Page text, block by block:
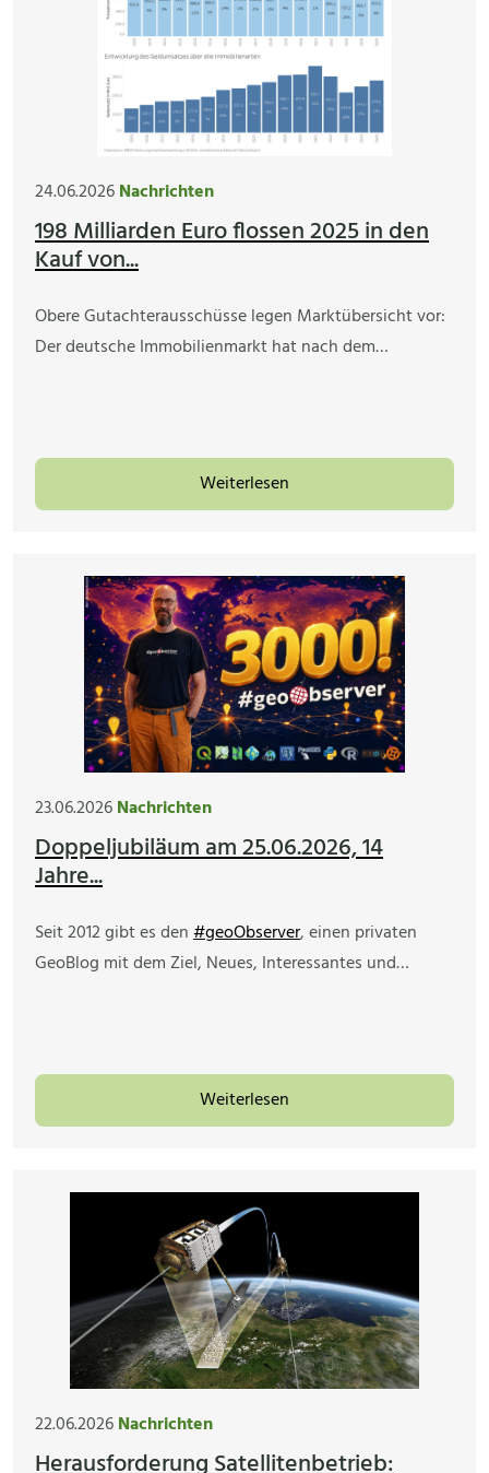
24.06.2026Nachrichten
198 Milliarden Euro flossen 2025 in den
Kauf von...
Obere Gutachterausschüsse legen Marktübersicht vor:
Der deutsche Immobilienmarkt hat nach dem…
Weiterlesen
23.06.2026Nachrichten
Doppeljubiläum am 25.06.2026, 14
Jahre...
Seit 2012 gibt es den#geoObserver, einen privaten
GeoBlog mit dem Ziel, Neues, Interessantes und…
Weiterlesen
22.06.2026Nachrichten
Herausforderung Satellitenbetrieb: